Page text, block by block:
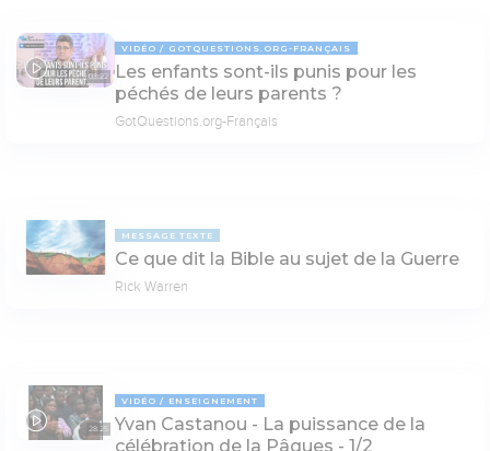
03:22
VIDÉO GOTQUESTIONS.ORG-FRANÇAIS
Les enfants sont-ils punis pour les
péchés de leurs parents ?
GotQuestions.org-Français
MESSAGE TEXTE
Ce que dit la Bible au sujet de la Guerre
Rick Warren
28:25
VIDÉO ENSEIGNEMENT
Yvan Castanou - La puissance de la
célébration de la Pâques - 1/2